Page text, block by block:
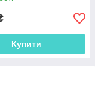
Купити